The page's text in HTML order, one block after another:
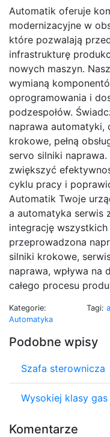
Automatik oferuje
modernizacyjne w
które pozwalają
infrastrukturę
nowych maszyn.
wymianą
oprogramowania i
podzespołów.
naprawa automatyki,
krokowe, pełną
servo silniki
zwiększyć
cyklu pracy i
Automatik Twoje
a automatyka serwis
integrację
przeprowadzona
silniki krokowe,
naprawa, wpływa na
całego procesu
Kategorie:
Automatyka
Tagi:
Podobne wpisy
Szafa sterownicza
Wysokiej klasy
Komentarze